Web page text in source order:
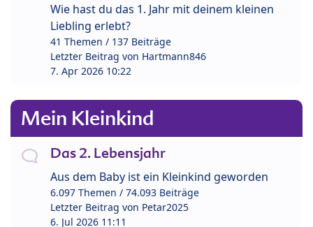
Wie hast du das 1. Jahr mit deinem kleinen
Liebling erlebt?
41 Themen / 137 Beiträge
Letzter Beitrag von Hartmann846
7. Apr 2026 10:22
Mein Kleinkind
Das 2. Lebensjahr
Aus dem Baby ist ein Kleinkind geworden
6.097 Themen / 74.093 Beiträge
Letzter Beitrag von Petar2025
6. Jul 2026 11:11